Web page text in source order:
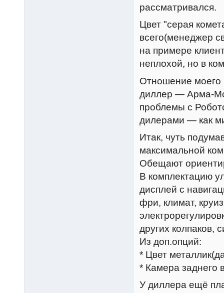
рассматривался.
Цвет "серая
всего(менеджер
на примере
неплохой, но в
Отношение моего
диллер — Арма-
проблемы с
дилерами — как
Итак, чуть
максимальной
Обещают
В комплектацию
дисплей с
фри, климат,
других колпаков,
Из доп.опций:
* Цвет
* Камера заднего
У диллера ещё